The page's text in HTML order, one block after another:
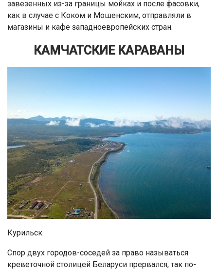
завезенных из-за границы мойках и после фасовки,
как в случае с Коком и Мошенским, отправляли в
магазины и кафе западноевропейских стран.
КАМЧАТСКИЕ КАРАВАНЫ
Курильск
Спор двух городов-соседей за право называться
креветочной столицей Беларуси прервался, так по-